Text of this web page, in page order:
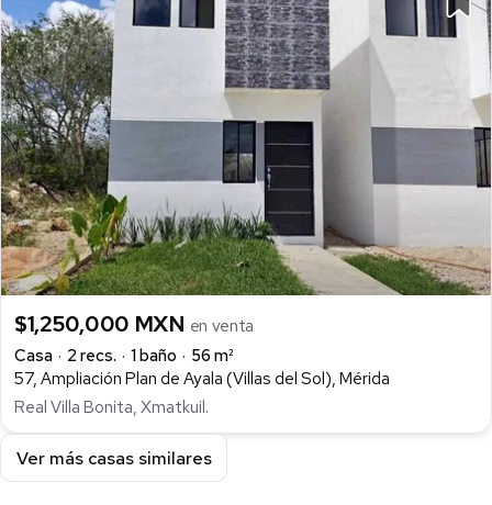
$1,250,000 MXN en venta
Casa
2 recs. 1 baño
56 m²
57, Ampliación Plan de Ayala (Villas del Sol), Mérida
Real Villa Bonita, Xmatkuil.
Ver más casas similares